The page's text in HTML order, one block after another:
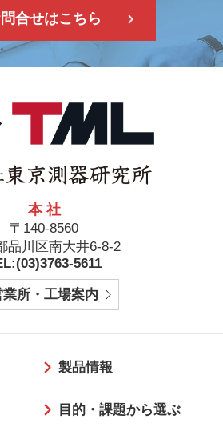
合せはこちら
本 社
〒140-8560
品川区南大井6-8-2
5611
業所・工場案内
製品情報
目的・課題から選ぶ